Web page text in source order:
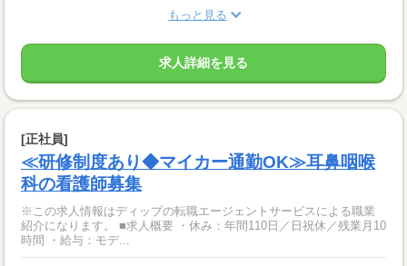
もっと見る
求人詳細を見る
[正社員]
≪研修制度あり◆マイカー通勤OK≫耳鼻咽喉
科の看護師募集
※この求人情報はディップの転職エージェントサービスによる職業
紹介になります。 ■求人概要 ・休み：年間110日／日祝休／残業月10
時間 ・給与：モデ...